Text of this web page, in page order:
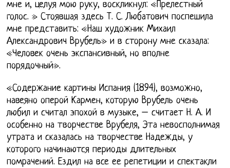
мне и, целуя мою руку, воскликнул: «Прелестный
голос. » Стоявшая здесь Т. С. Любатович поспешила
мне представить: «Наш художник Михаил
Александрович Врубель» и в сторону мне сказала:
«Человек очень экспансивный, но вполне
порядочный».
«Содержание картины Испания (1894), возможно,
навеяно оперой Кармен, которую Врубель очень
любил и считал эпохой в музыке, – считает Н. А. И
особенно на творчестве Врубеля, Эта невосполнимая
утрата и сказалась на творчестве Надежды, у
которого начинаются периоды длительных
помрачений. Ездил на все ее репетиции и спектакли